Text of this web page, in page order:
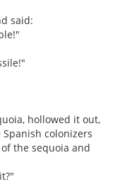
said:
hollowed it out,
colonizers
the sequoia and